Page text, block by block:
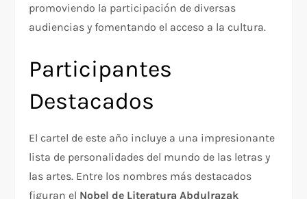
promoviendo la participación de diversas
audiencias y fomentando el acceso a la cultura.
Participantes
Destacados
El cartel de este año incluye a una impresionante
lista de personalidades del mundo de las letras y
las artes. Entre los nombres más destacados
figuran el Nobel de Literatura Abdulrazak